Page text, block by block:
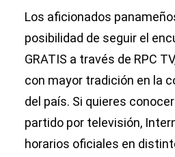
Los aficionados
posibilidad de seguir el
GRATIS a través de RPC
con mayor tradición en la
del país. Si quieres
partido por televisión,
horarios oficiales en